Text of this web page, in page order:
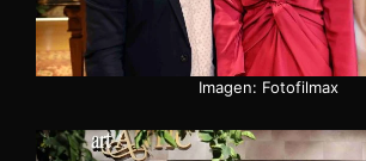
Imagen: Fotofilmax